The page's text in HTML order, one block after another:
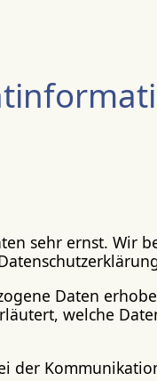
sehr ernst. Wir
Daten
welche